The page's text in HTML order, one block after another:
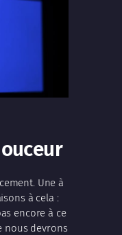
Une à
à cela :
encore à ce
nous devrons